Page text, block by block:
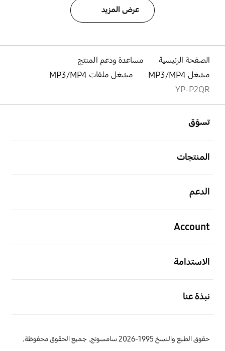
عرض المزيد
الصفحة الرئيسية
مساعدة ودعم المنتج
مشغل MP3/MP4
مشغل ملفات MP3/MP4
YP-P2QR
تسوّق
المنتجات
الدعم
Account
الاستدامة
نبذة عنا
حقوق الطبع والنسخ 1995-2026 سامسونج. جميع الحقوق محفوظة.